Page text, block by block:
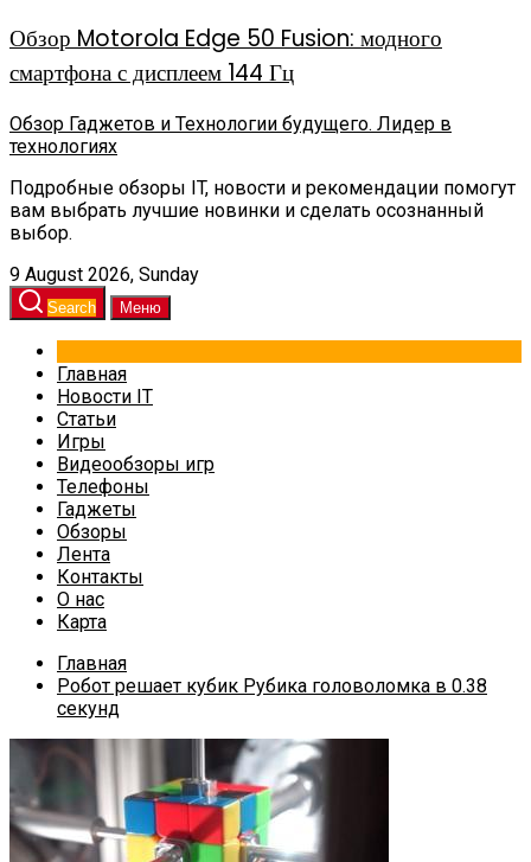
Обзор Motorola Edge 50 Fusion: модного
смартфона с дисплеем 144 Гц
Обзор Гаджетов и Технологии будущего. Лидер в
технологиях
Подробные обзоры IT, новости и рекомендации помогут
вам выбрать лучшие новинки и сделать осознанный
выбор.
9 August 2026, Sunday
Search Меню
Главная
Новости IT
Статьи
Игры
Видеообзоры игр
Телефоны
Гаджеты
Обзоры
Лента
Контакты
О нас
Карта
Главная
Робот решает кубик Рубика головоломка в 0.38
секунд